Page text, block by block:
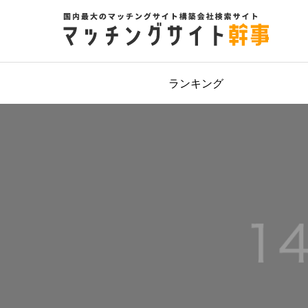
ランキング